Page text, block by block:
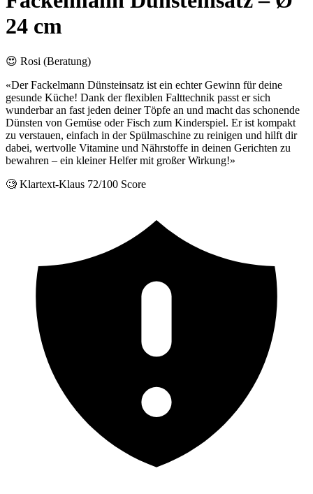
24 cm
😍 Rosi (Beratung)
«Der Fackelmann Dünsteinsatz ist ein echter Gewinn für deine
gesunde Küche! Dank der flexiblen Falttechnik passt er sich
wunderbar an fast jeden deiner Töpfe an und macht das schonende
Dünsten von Gemüse oder Fisch zum Kinderspiel. Er ist kompakt
zu verstauen, einfach in der Spülmaschine zu reinigen und hilft dir
dabei, wertvolle Vitamine und Nährstoffe in deinen Gerichten zu
bewahren – ein kleiner Helfer mit großer Wirkung!»
🧐 Klartext-Klaus 72/100 Score